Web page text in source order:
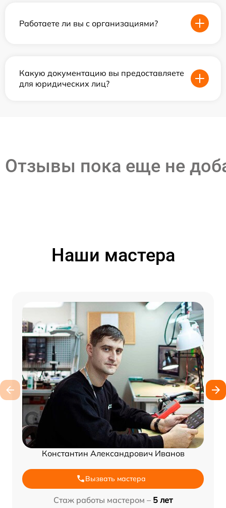
Работаете ли вы с организациями?
Какую документацию вы предоставляете
для юридических лиц?
Отзывы пока еще не
Наши мастера
Константин Александрович Иванов
Вызвать мастера
Стаж работы мастером – 5 лет